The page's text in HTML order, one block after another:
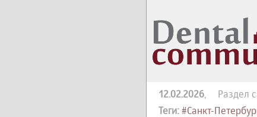
12.02.2026, Раздел
Теги: #Санкт-